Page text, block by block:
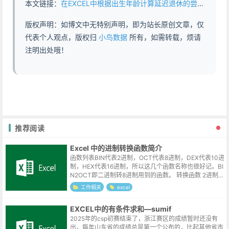
本文链接： 在EXCEL中根据出生年龄计算延迟退休的尝试 - https://www.abddb.com/Calculate_delayed_retirement_based_on_birth_age_in_EXCEL.html
版权声明：如博文中无特别声明，即为站长原创文章，仅
代表个人观点，版权归 小鸟数据 所有，如需转载，烦请
注明出处哦！
推荐阅读
Excel 中的进制转换函数简介
函数列表BIN代表2进制，OCT代表8进制，DEX代表10进
制，HEX代表16进制，所以这几个函数名称也很好记。BI
N2OCT即二进制转8进制用到的函数。 转换函数 2进制 8
进制 10进制 ...
工作相关 excel
EXCEL中的有条件求和—sumif
2025年的csp初赛结束了，浙江赛区的成绩暂时还没有
出，每年山东省的成绩总是第一个公布的，比起其他省市